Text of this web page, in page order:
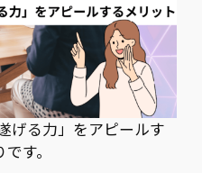
げる力」をアピールす
す。